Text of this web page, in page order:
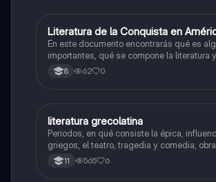
Lengua Castellana
Literatura de la Conquista en
En este documento encontrarás qué es
importantes, qué se compone la literatura
autores importantes junto a un mapa
te ayudará a entender el tema.
8 62 0
Lengua Castellana
literatura grecolatina
Periodos, en qué consiste la épica,
griegos, el teatro, tragedia y comedia,
destacadas
11 565 6